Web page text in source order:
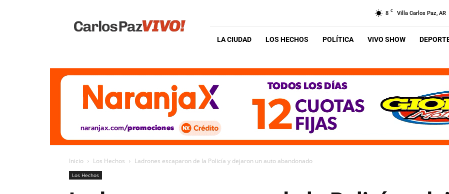
Vivo
8 C Villa Carlos Paz, AR
LA CIUDAD LOS HECHOS POLÍTICA VIVO SHOW
Inicio Los Hechos Ladrones escaparon de la Policía y dejaron un auto abandonado
Los Hechos